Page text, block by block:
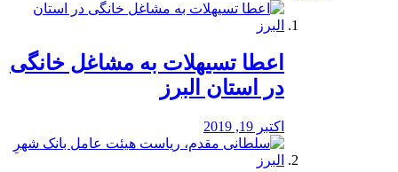
️اعطا تسیهلات به مشاغل خانگی
در استان البرز
اکتبر 19, 2019